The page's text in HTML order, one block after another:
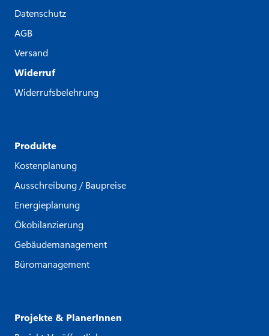
Datenschutz
AGB
Versand
Widerruf
Widerrufsbelehrung
Produkte
Kostenplanung
Ausschreibung / Baupreise
Energieplanung
Ökobilanzierung
Gebäudemanagement
Büromanagement
Projekte & PlanerInnen